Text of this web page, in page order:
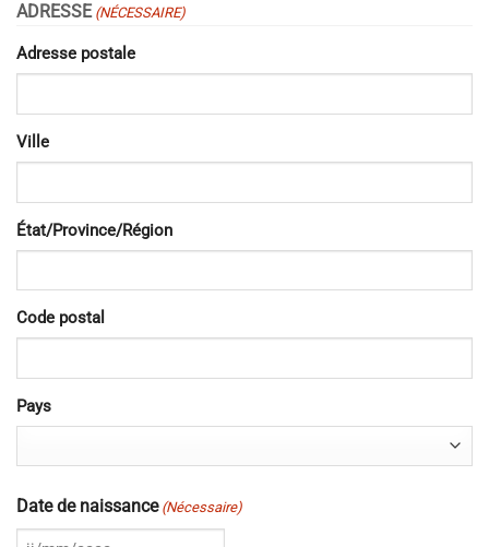
ADRESSE (NÉCESSAIRE)
Adresse postale
Ville
État/Province/Région
Code postal
Pays
Date de naissance (Nécessaire)